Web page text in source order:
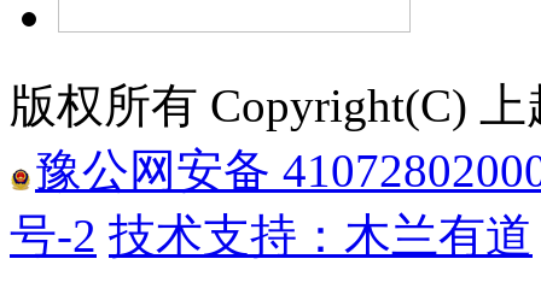
版权所有 Copyright(C)
豫公网安备
号-2 技术支持：木兰有道